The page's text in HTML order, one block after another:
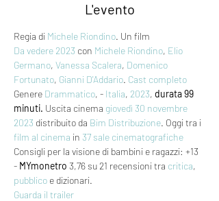
L'evento
Regia di Michele Riondino. Un film
Da vedere 2023 con Michele Riondino, Elio
Germano, Vanessa Scalera, Domenico
Fortunato, Gianni D'Addario. Cast completo
Genere Drammatico, - Italia, 2023, durata 99
minuti. Uscita cinema giovedì 30 novembre
2023 distribuito da Bim Distribuzione. Oggi tra i
film al cinema in 37 sale cinematografiche
Consigli per la visione di bambini e ragazzi: +13
- MYmonetro 3,76 su 21 recensioni tra critica,
pubblico e dizionari.
Guarda il trailer